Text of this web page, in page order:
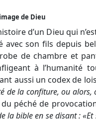
de Dieu
d’un Dieu qui
avec son fils depuis
de chambre et
à l’humanité
aussi un codex de
de la confiture, ou alors,
péché de
la bible en se disant :